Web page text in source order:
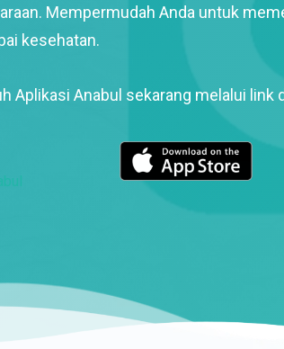
Mempermudah Anda untuk
kesehatan.
Aplikasi Anabul sekarang melalui link